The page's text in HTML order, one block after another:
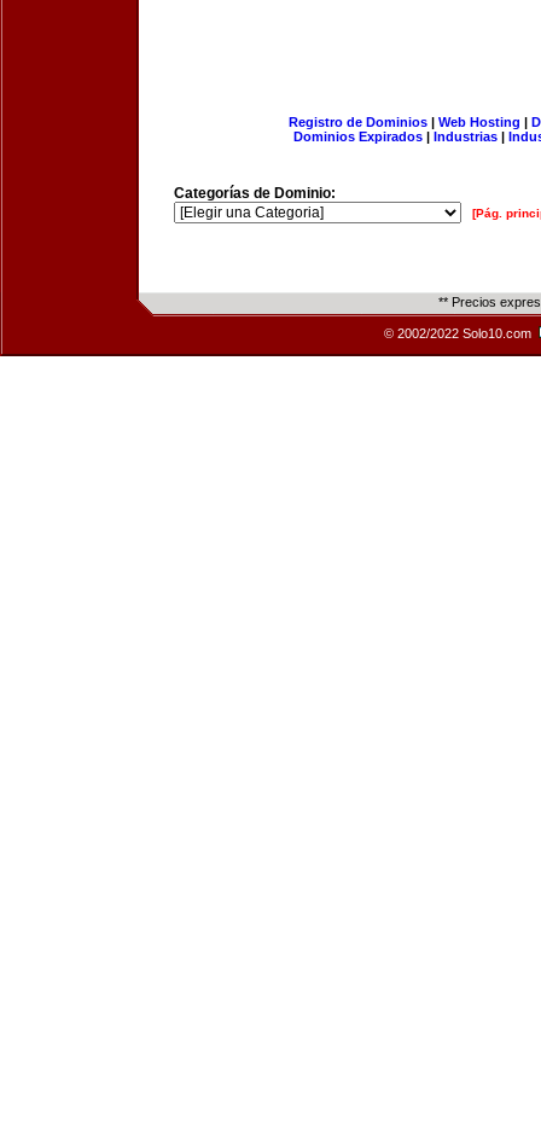
Registro de Dominios| Web Hosting |
Dominios Expirados | Industrias |
Categorías de Dominio:
[Pág.
** Precios
© 2002/2022 Solo10.com